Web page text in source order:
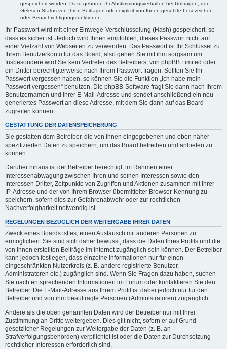
gespeichert werden. Dazu gehören Ihr Abstimmungsverhalten bei Umfragen, der
Gelesen-Status von Ihren Beiträgen oder explizit von Ihnen gesetzte Lesezeichen
oder Benachrichtigungsfunktionen.
Ihr Passwort wird mit einer Einwege-Verschlüsselung (Hash) gespeichert, so
dass es sicher ist. Jedoch wird Ihnen empfohlen, dieses Passwort nicht auf
einer Vielzahl von Webseiten zu verwenden. Das Passwort ist Ihr Schlüssel zu
Ihrem Benutzerkonto für das Board, also gehen Sie mit ihm sorgsam um.
Insbesondere wird Sie kein Vertreter des Betreibers, von phpBB Limited oder
ein Dritter berechtigterweise nach Ihrem Passwort fragen. Sollten Sie Ihr
Passwort vergessen haben, so können Sie die Funktion „Ich habe mein
Passwort vergessen“ benutzen. Die phpBB-Software fragt Sie dann nach Ihrem
Benutzernamen und Ihrer E-Mail-Adresse und sendet anschließend ein neu
generiertes Passwort an diese Adresse, mit dem Sie dann auf das Board
zugreifen können.
GESTATTUNG DER DATENSPEICHERUNG
Sie gestatten dem Betreiber, die von Ihnen eingegebenen und oben näher
spezifizierten Daten zu speichern, um das Board betreiben und anbieten zu
können.
Darüber hinaus ist der Betreiber berechtigt, im Rahmen einer
Interessenabwägung zwischen Ihren und seinen Interessen sowie den
Interessen Dritter, Zeitpunkte von Zugriffen und Aktionen zusammen mit Ihrer
IP-Adresse und der von Ihrem Browser übermittelter Browser-Kennung zu
speichern, sofern dies zur Gefahrenabwehr oder zur rechtlichen
Nachverfolgbarkeit notwendig ist.
REGELUNGEN BEZÜGLICH DER WEITERGABE IHRER DATEN
Zweck eines Boards ist es, einen Austausch mit anderen Personen zu
ermöglichen. Sie sind sich daher bewusst, dass die Daten Ihres Profils und die
von Ihnen erstellten Beiträge im Internet zugänglich sein können. Der Betreiber
kann jedoch festlegen, dass einzelne Informationen nur für einen
eingeschränkten Nutzerkreis (z. B. andere registrierte Benutzer,
Administratoren etc.) zugänglich sind. Wenn Sie Fragen dazu haben, suchen
Sie nach entsprechenden Informationen im Forum oder kontaktieren Sie den
Betreiber. Die E-Mail-Adresse aus Ihrem Profil ist dabei jedoch nur für den
Betreiber und von ihm beauftragte Personen (Administratoren) zugänglich.
Andere als die oben genannten Daten wird der Betreiber nur mit Ihrer
Zustimmung an Dritte weitergeben. Dies gilt nicht, sofern er auf Grund
gesetzlicher Regelungen zur Weitergabe der Daten (z. B. an
Strafverfolgungsbehörden) verpflichtet ist oder die Daten zur Durchsetzung
rechtlicher Interessen erforderlich sind.